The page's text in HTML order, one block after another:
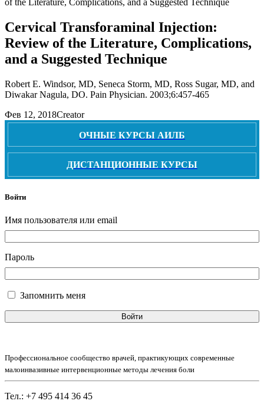
Cervical Transforaminal Injection:
Review of the Literature, Complications,
and a Suggested Technique
Robert E. Windsor, MD, Seneca Storm, MD, Ross Sugar, MD, and
Diwakar Nagula, DO. Pain Physician. 2003;6:457-465
Фев 12, 2018Creator
ОЧНЫЕ КУРСЫ АИЛБ
ДИСТАНЦИОННЫЕ КУРСЫ
Войти
Имя пользователя или email
Пароль
Запомнить меня
Войти
Профессиональное сообщество врачей, практикующих современные
малоинвазивные интервенционные методы лечения боли
Тел.: +7 495 414 36 45